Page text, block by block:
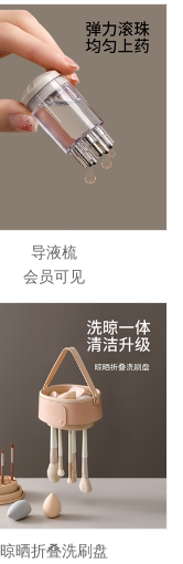
导液梳
会员可见
晾晒折叠洗刷盘